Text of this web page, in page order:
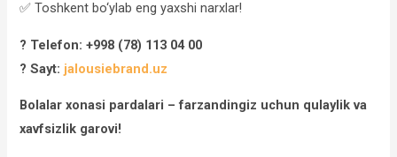
✅ Toshkent bo‘ylab eng yaxshi narxlar!
? Telefon: +998 (78) 113 04 00
? Sayt: jalousiebrand.uz
Bolalar xonasi pardalari – farzandingiz uchun qulaylik va
xavfsizlik garovi!